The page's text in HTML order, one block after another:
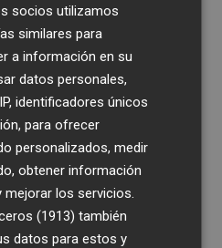
socios utilizamos
similares para
a información en su
datos personales,
identificadores únicos
para ofrecer
personalizados, medir
obtener información
mejorar los servicios.
(1913) también
datos para estos y